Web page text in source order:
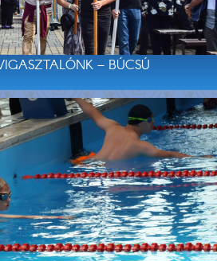
– BÚCSÚ